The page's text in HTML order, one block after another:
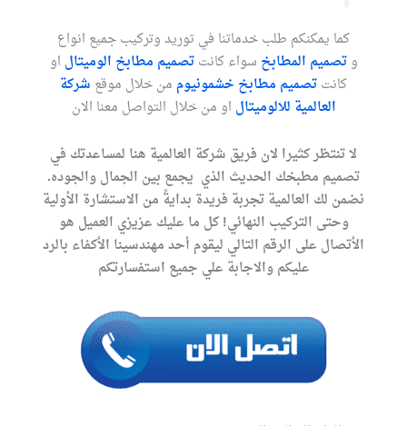
كما يمكنكم طلب خدماتنا في توريد وتركيب جميع انواع
وتصميم المطابخ سواء كانتتصميم مطابخ الوميتال او
كانتتصميم مطابخ خشمونيوممن خلال موقع شركة
العالمية للالوميتال او من خلال التواصل معنا الان
لا تنتظر كثيرا لان فريق شركة العالمية هنا لمساعدتك في
تصميم مطبخك الحديث الذي يجمع بين الجمال والجوده.
نضمن لك العالمية تجربة فريدة بدايةً من الاستشارة الأولية
وحتى التركيب النهائي! كل ما عليك عزيزي العميل هو
الأتصال على الرقم التالي ليقوم أحد مهندسينا الأكفاء بالرد
عليكم والاجابة علي جميع استفسارتكم